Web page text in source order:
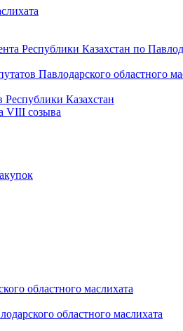
Республики Казахстан по
Павлодарского областного
Казахстан
VIII созыва
областного маслихата
областного маслихата